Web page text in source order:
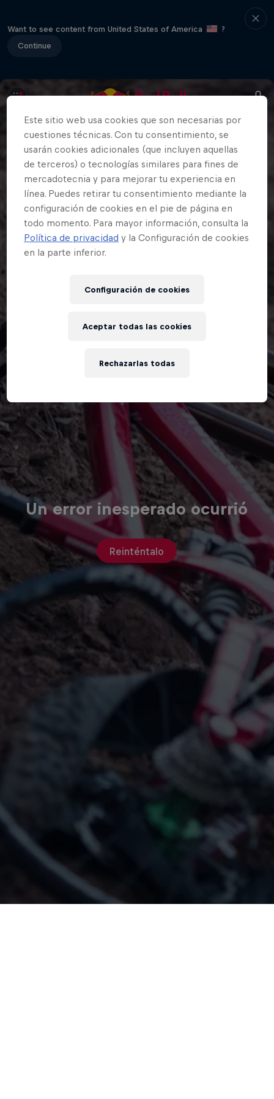
Want to see content from United States of America
?
Continue
Un error inesperado ocurrió
Reinténtalo
Este sitio web usa cookies que son necesarias por
cuestiones técnicas. Con tu consentimiento, se
usarán cookies adicionales (que incluyen aquellas
de terceros) o tecnologías similares para fines de
mercadotecnia y para mejorar tu experiencia en
línea. Puedes retirar tu consentimiento mediante la
configuración de cookies en el pie de página en
todo momento. Para mayor información, consulta la
Política de privacidad y la Configuración de cookies
en la parte inferior.
Configuración de cookies
Rechazarlas todas
Aceptar todas las cookies